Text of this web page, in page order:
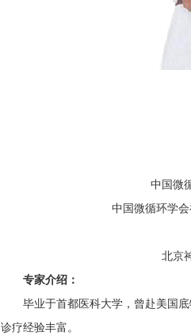
中国微
中国微循环学
北京
专家介绍：
毕业于首都医科大学，曾赴美国
诊疗经验丰富。